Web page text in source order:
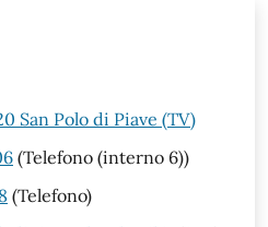
San Polo di Piave (TV)
(Telefono (interno 6))
(Telefono)